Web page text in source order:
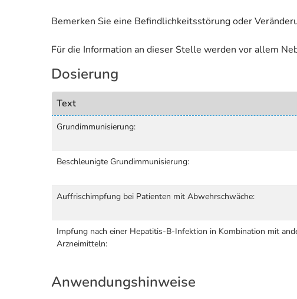
Bemerken Sie eine Befindlichkeitsstörung oder
Für die Information an dieser Stelle werden vor allem
Dosierung
Text
Grundimmunisierung:
Beschleunigte Grundimmunisierung:
Auffrischimpfung bei Patienten mit Abwehrschwäche:
Impfung nach einer Hepatitis-B-Infektion in Kombination mit
Arzneimitteln:
Anwendungshinweise